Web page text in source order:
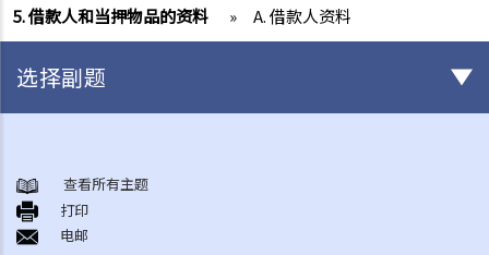
5. 借款人和当押物品的资料
» A. 借款人资料
选择副题
1. 谁需要获得放债人牌照？
2. 谁受到《放债人条例》（第163章）的保障？
3. 放债人的领牌事宜
查看所有主题
打印
电邮